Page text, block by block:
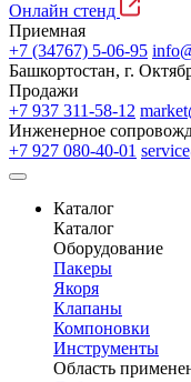
Онлайн стенд
Приемная
+7 (34767) 5-06-95
Башкортостан, г.
Продажи
+7 937 311-58-12
Инженерное
+7 927 080-40-01
Каталог
Каталог
Оборудование
Пакеры
Якоря
Клапаны
Компоновки
Инструменты
Область